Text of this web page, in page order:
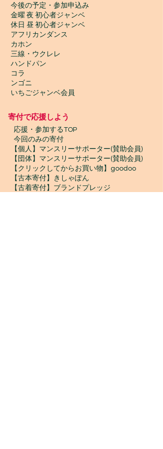
今後の予定・参加申込み
金曜 夜 初心者ジャンベ
休日 昼 初心者ジャンベ
アフリカンダンス
カホン
三線・ウクレレ
ハンドパン
コラ
ンゴニ
いちごジャンベ会員
寄付で応援しよう
応援・参加するTOP
今回のみの寄付
【個人】マンスリーサポーター(賛助会員)
【団体】マンスリーサポーター(賛助会員)
【クリックしてからお買い物】goodoo
【古本寄付】きしゃぽん
【古着寄付】ブランドプレッジ